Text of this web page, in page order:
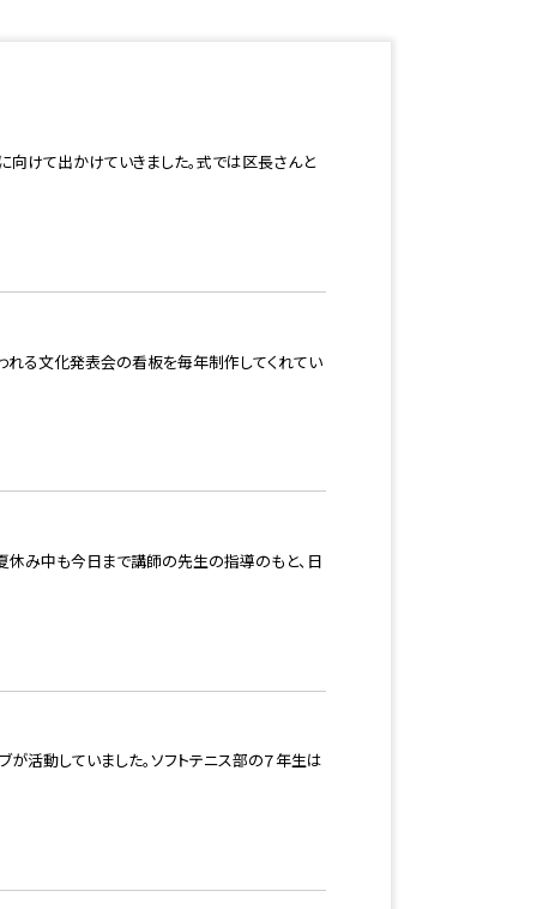
けて出かけていきました。式では区長さんと
れる文化発表会の看板を毎年制作してくれてい
休み中も今日まで講師の先生の指導のもと、日
が活動していました。ソフトテニス部の７年生は